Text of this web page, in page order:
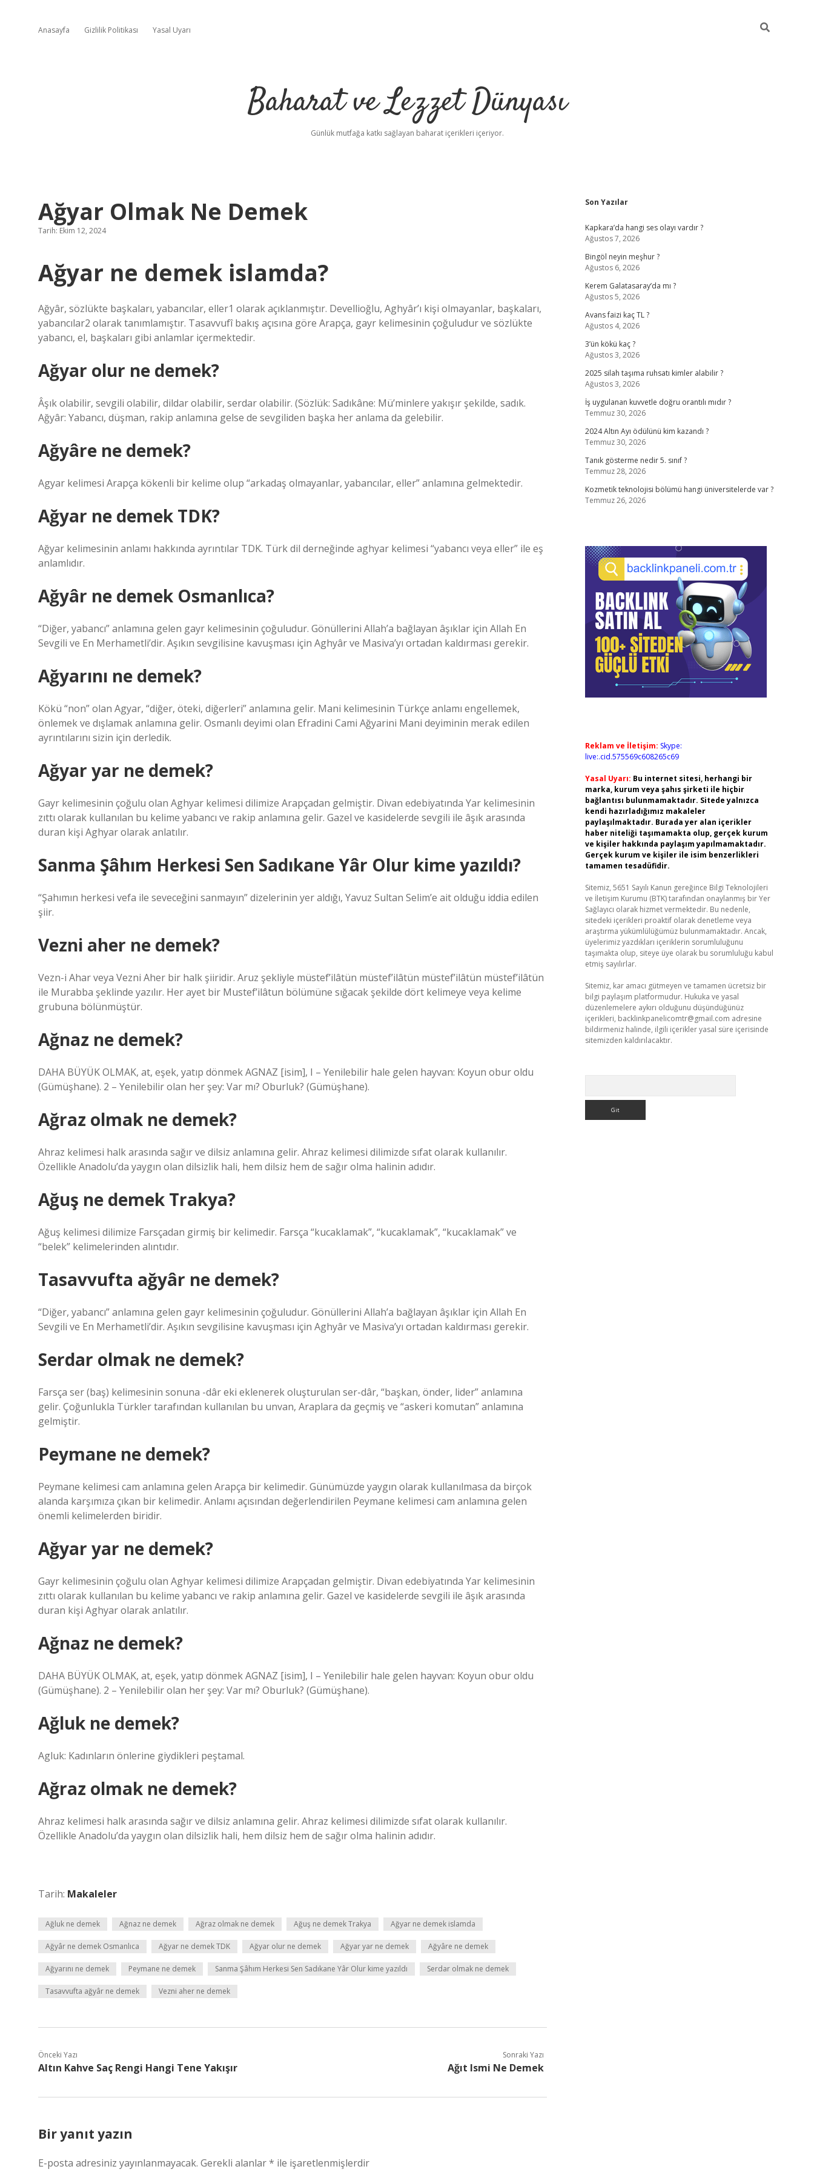
Anasayfa Gizlilik Politikası Yasal Uyarı
Baharat ve Lezzet Dünyası
Günlük mutfağa katkı sağlayan baharat içerikleri içeriyor.
Ağyar Olmak Ne Demek
Tarih: Ekim 12, 2024
Ağyar ne demek islamda?
Ağyâr, sözlükte başkaları, yabancılar, eller1 olarak açıklanmıştır. Devellioğlu, Aghyâr’ı kişi olmayanlar, başkaları,
yabancılar2 olarak tanımlamıştır. Tasavvufî bakış açısına göre Arapça, gayr kelimesinin çoğuludur ve sözlükte
yabancı, el, başkaları gibi anlamlar içermektedir.
Ağyar olur ne demek?
Âşık olabilir, sevgili olabilir, dildar olabilir, serdar olabilir. (Sözlük: Sadıkâne: Mü’minlere yakışır şekilde, sadık.
Ağyâr: Yabancı, düşman, rakip anlamına gelse de sevgiliden başka her anlama da gelebilir.
Ağyâre ne demek?
Agyar kelimesi Arapça kökenli bir kelime olup “arkadaş olmayanlar, yabancılar, eller” anlamına gelmektedir.
Ağyar ne demek TDK?
Ağyar kelimesinin anlamı hakkında ayrıntılar TDK. Türk dil derneğinde aghyar kelimesi “yabancı veya eller” ile eş
anlamlıdır.
Ağyâr ne demek Osmanlıca?
“Diğer, yabancı” anlamına gelen gayr kelimesinin çoğuludur. Gönüllerini Allah’a bağlayan âşıklar için Allah En
Sevgili ve En Merhametli’dir. Aşıkın sevgilisine kavuşması için Aghyâr ve Masiva’yı ortadan kaldırması gerekir.
Ağyarını ne demek?
Kökü “non” olan Agyar, “diğer, öteki, diğerleri” anlamına gelir. Mani kelimesinin Türkçe anlamı engellemek,
önlemek ve dışlamak anlamına gelir. Osmanlı deyimi olan Efradini Cami Ağyarini Mani deyiminin merak edilen
ayrıntılarını sizin için derledik.
Ağyar yar ne demek?
Gayr kelimesinin çoğulu olan Aghyar kelimesi dilimize Arapçadan gelmiştir. Divan edebiyatında Yar kelimesinin
zıttı olarak kullanılan bu kelime yabancı ve rakip anlamına gelir. Gazel ve kasidelerde sevgili ile âşık arasında
duran kişi Aghyar olarak anlatılır.
Sanma Şâhım Herkesi Sen Sadıkane Yâr Olur kime yazıldı?
“Şahımın herkesi vefa ile seveceğini sanmayın” dizelerinin yer aldığı, Yavuz Sultan Selim’e ait olduğu iddia edilen
şiir.
Vezni aher ne demek?
Vezn-i Ahar veya Vezni Aher bir halk şiiridir. Aruz şekliyle müstef’ilâtün müstef’ilâtün müstef’ilâtün müstef’ilâtün
ile Murabba şeklinde yazılır. Her ayet bir Mustef’ilâtun bölümüne sığacak şekilde dört kelimeye veya kelime
grubuna bölünmüştür.
Ağnaz ne demek?
DAHA BÜYÜK OLMAK, at, eşek, yatıp dönmek AGNAZ [isim], I – Yenilebilir hale gelen hayvan: Koyun obur oldu
(Gümüşhane). 2 – Yenilebilir olan her şey: Var mı? Oburluk? (Gümüşhane).
Ağraz olmak ne demek?
Ahraz kelimesi halk arasında sağır ve dilsiz anlamına gelir. Ahraz kelimesi dilimizde sıfat olarak kullanılır.
Özellikle Anadolu’da yaygın olan dilsizlik hali, hem dilsiz hem de sağır olma halinin adıdır.
Ağuş ne demek Trakya?
Ağuş kelimesi dilimize Farsçadan girmiş bir kelimedir. Farsça “kucaklamak”, “kucaklamak”, “kucaklamak” ve
“belek” kelimelerinden alıntıdır.
Tasavvufta ağyâr ne demek?
“Diğer, yabancı” anlamına gelen gayr kelimesinin çoğuludur. Gönüllerini Allah’a bağlayan âşıklar için Allah En
Sevgili ve En Merhametli’dir. Aşıkın sevgilisine kavuşması için Aghyâr ve Masiva’yı ortadan kaldırması gerekir.
Serdar olmak ne demek?
Farsça ser (baş) kelimesinin sonuna -dâr eki eklenerek oluşturulan ser-dâr, “başkan, önder, lider” anlamına
gelir. Çoğunlukla Türkler tarafından kullanılan bu unvan, Araplara da geçmiş ve “askeri komutan” anlamına
gelmiştir.
Peymane ne demek?
Peymane kelimesi cam anlamına gelen Arapça bir kelimedir. Günümüzde yaygın olarak kullanılmasa da birçok
alanda karşımıza çıkan bir kelimedir. Anlamı açısından değerlendirilen Peymane kelimesi cam anlamına gelen
önemli kelimelerden biridir.
Ağyar yar ne demek?
Gayr kelimesinin çoğulu olan Aghyar kelimesi dilimize Arapçadan gelmiştir. Divan edebiyatında Yar kelimesinin
zıttı olarak kullanılan bu kelime yabancı ve rakip anlamına gelir. Gazel ve kasidelerde sevgili ile âşık arasında
duran kişi Aghyar olarak anlatılır.
Ağnaz ne demek?
DAHA BÜYÜK OLMAK, at, eşek, yatıp dönmek AGNAZ [isim], I – Yenilebilir hale gelen hayvan: Koyun obur oldu
(Gümüşhane). 2 – Yenilebilir olan her şey: Var mı? Oburluk? (Gümüşhane).
Ağluk ne demek?
Agluk: Kadınların önlerine giydikleri peştamal.
Ağraz olmak ne demek?
Ahraz kelimesi halk arasında sağır ve dilsiz anlamına gelir. Ahraz kelimesi dilimizde sıfat olarak kullanılır.
Özellikle Anadolu’da yaygın olan dilsizlik hali, hem dilsiz hem de sağır olma halinin adıdır.
Tarih: Makaleler
Ağluk ne demek Ağnaz ne demek Ağraz olmak ne demek Ağuş ne demek Trakya Ağyar ne demek islamda
Ağyâr ne demek Osmanlıca Ağyar ne demek TDK Ağyar olur ne demek Ağyar yar ne demek Ağyâre ne demek
Ağyarını ne demek Peymane ne demek Sanma Şâhım Herkesi Sen Sadıkane Yâr Olur kime yazıldı Serdar olmak ne demek
Tasavvufta ağyâr ne demek Vezni aher ne demek
Önceki Yazı
Altın Kahve Saç Rengi Hangi Tene Yakışır
Sonraki Yazı
Ağıt Ismi Ne Demek
Bir yanıt yazın
E-posta adresiniz yayınlanmayacak. Gerekli alanlar* ile işaretlenmişlerdir
Sidebar
Son Yazılar
Kapkara’da hangi ses olayı vardır ?
Ağustos 7, 2026
Bingöl neyin meşhur ?
Ağustos 6, 2026
Kerem Galatasaray’da mı ?
Ağustos 5, 2026
Avans faizi kaç TL ?
Ağustos 4, 2026
3’ün kökü kaç ?
Ağustos 3, 2026
2025 silah taşıma ruhsatı kimler alabilir ?
Ağustos 3, 2026
İş uygulanan kuvvetle doğru orantılı mıdır ?
Temmuz 30, 2026
2024 Altın Ayı ödülünü kim kazandı ?
Temmuz 30, 2026
Tanık gösterme nedir 5. sınıf ?
Temmuz 28, 2026
Kozmetik teknolojisi bölümü hangi üniversitelerde var ?
Temmuz 26, 2026
Reklam ve İletişim: Skype:
live:.cid.575569c608265c69
Yasal Uyarı: Bu internet sitesi, herhangi bir
marka, kurum veya şahıs şirketi ile hiçbir
bağlantısı bulunmamaktadır. Sitede yalnızca
kendi hazırladığımız makaleler
paylaşılmaktadır. Burada yer alan içerikler
haber niteliği taşımamakta olup, gerçek kurum
ve kişiler hakkında paylaşım yapılmamaktadır.
Gerçek kurum ve kişiler ile isim benzerlikleri
tamamen tesadüfidir.
Sitemiz, 5651 Sayılı Kanun gereğince Bilgi Teknolojileri
ve İletişim Kurumu (BTK) tarafından onaylanmış bir Yer
Sağlayıcı olarak hizmet vermektedir. Bu nedenle,
sitedeki içerikleri proaktif olarak denetleme veya
araştırma yükümlülüğümüz bulunmamaktadır. Ancak,
üyelerimiz yazdıkları içeriklerin sorumluluğunu
taşımakta olup, siteye üye olarak bu sorumluluğu kabul
etmiş sayılırlar.
Sitemiz, kar amacı gütmeyen ve tamamen ücretsiz bir
bilgi paylaşım platformudur. Hukuka ve yasal
düzenlemelere aykırı olduğunu düşündüğünüz
içerikleri, backlinkpanelicomtr@gmail.com adresine
bildirmeniz halinde, ilgili içerikler yasal süre içerisinde
sitemizden kaldırılacaktır.